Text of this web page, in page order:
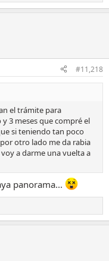
#11,218
el trámite para
3 meses que compré el
si teniendo tan poco
otro lado me da rabia
a darme una vuelta a
panorama...